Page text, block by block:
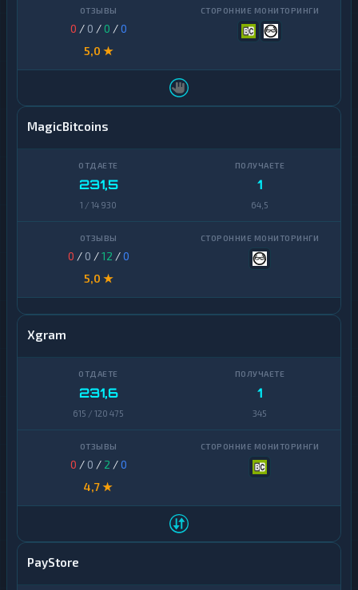
0 / 0 /0 /0
5,0 ★
MagicBitcoins
231,5
1 / 14 930
1
64,5
0 / 0 /12 /0
5,0 ★
Xgram
231,6
615 / 120 475
1
345
0 / 0 / 2 /0
4,7 ★
PayStore